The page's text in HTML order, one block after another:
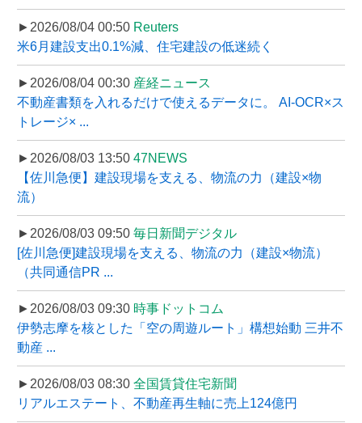
►2026/08/04 00:50 Reuters
米6月建設支出0.1%減、住宅建設の低迷続く
►2026/08/04 00:30 産経ニュース
不動産書類を入れるだけで使えるデータに。 AI-OCR×ス
トレージ× ...
►2026/08/03 13:50 47NEWS
【佐川急便】建設現場を支える、物流の力（建設×物
流）
►2026/08/03 09:50 毎日新聞デジタル
[佐川急便]建設現場を支える、物流の力（建設×物流）
（共同通信PR ...
►2026/08/03 09:30 時事ドットコム
伊勢志摩を核とした「空の周遊ルート」構想始動 三井不
動産 ...
►2026/08/03 08:30 全国賃貸住宅新聞
リアルエステート、不動産再生軸に売上124億円